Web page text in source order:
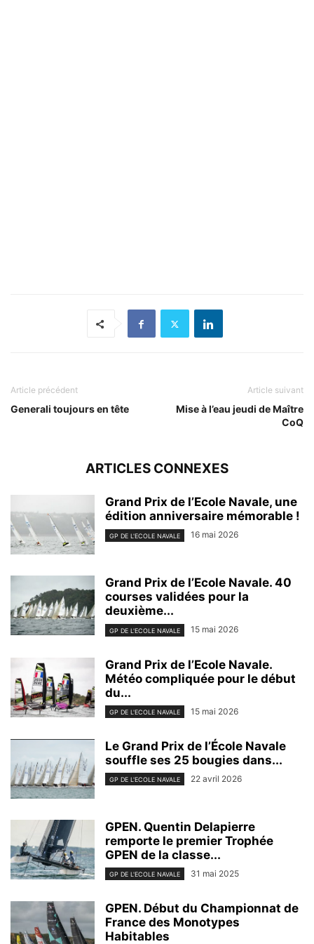
Article précédent
Generali toujours en tête
Article suivant
Mise à l’eau jeudi de Maître
CoQ
ARTICLES CONNEXES
Grand Prix de l’Ecole Navale, une
édition anniversaire mémorable !
GP DE L'ECOLE NAVALE 16 mai 2026
Grand Prix de l’Ecole Navale. 40
courses validées pour la
deuxième...
GP DE L'ECOLE NAVALE 15 mai 2026
Grand Prix de l’Ecole Navale.
Météo compliquée pour le début
du...
GP DE L'ECOLE NAVALE 15 mai 2026
Le Grand Prix de l’École Navale
souffle ses 25 bougies dans...
GP DE L'ECOLE NAVALE 22 avril 2026
GPEN. Quentin Delapierre
remporte le premier Trophée
GPEN de la classe...
GP DE L'ECOLE NAVALE 31 mai 2025
GPEN. Début du Championnat de
France des Monotypes
Habitables